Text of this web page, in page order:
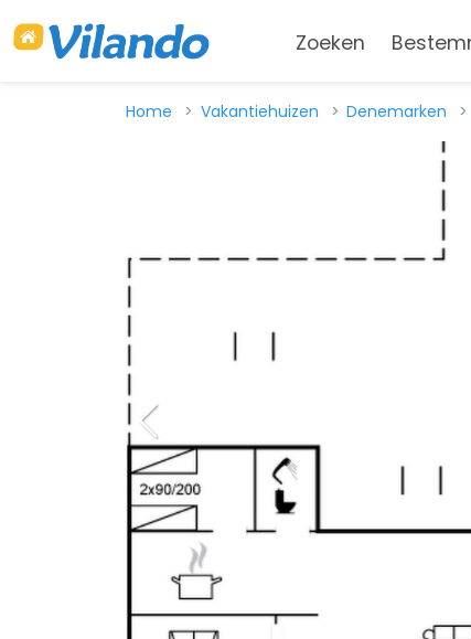
Zoeken
Home Vakantiehuizen Denemarken